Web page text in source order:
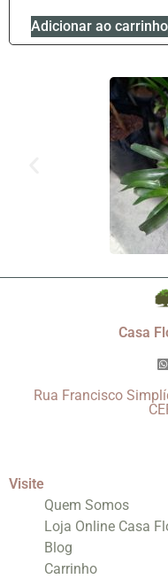
Adicionar ao carrinho
Casa
Rua Francisco
Visite
Quem Somos
Loja Online Casa
Blog
Carrinho